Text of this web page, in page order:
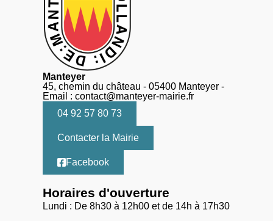
Manteyer
45, chemin du château - 05400 Manteyer -
Email : contact@manteyer-mairie.fr
04 92 57 80 73
Contacter la Mairie
Facebook
Horaires d'ouverture
Lundi : De 8h30 à 12h00 et de 14h à 17h30